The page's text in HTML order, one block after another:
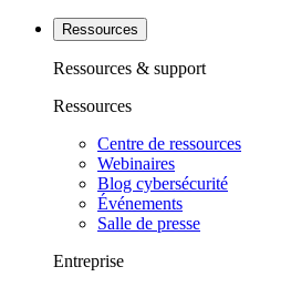
Ressources
Ressources & support
Ressources
Centre de ressources
Webinaires
Blog cybersécurité
Événements
Salle de presse
Entreprise